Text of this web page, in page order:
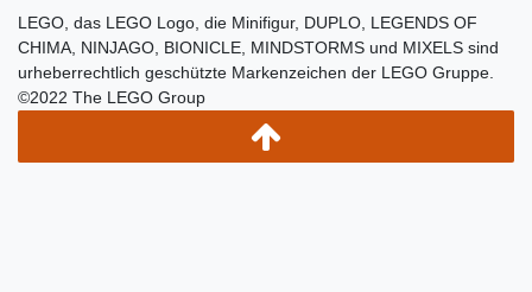
LEGO, das LEGO Logo, die Minifigur, DUPLO, LEGENDS OF
CHIMA, NINJAGO, BIONICLE, MINDSTORMS und MIXELS sind
urheberrechtlich geschützte Markenzeichen der LEGO Gruppe.
©2022 The LEGO Group